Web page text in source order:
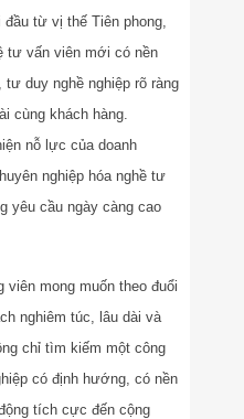
từ vị thế Tiên phong,
tư vấn viên mới có nền
duy nghề nghiệp rõ ràng
cùng khách hàng.
nỗ lực của doanh
nghiệp hóa nghề tư
yêu cầu ngày càng cao
mong muốn theo đuổi
nghiêm túc, lâu dài và
chỉ tìm kiếm một công
có định hướng, có nền
tích cực đến cộng